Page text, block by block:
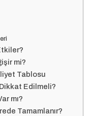
mi?
Tablosu
Edilmeli?
mı?
Tamamlanır?